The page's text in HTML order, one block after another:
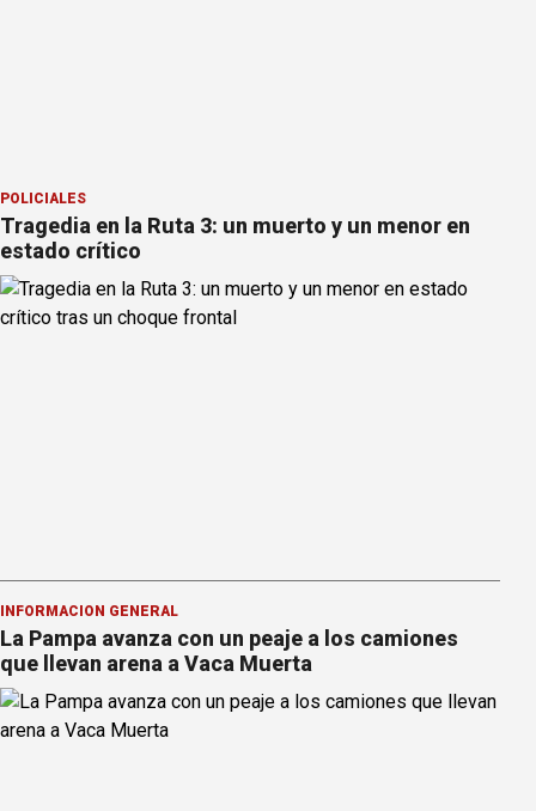
POLICIALES
Tragedia en la Ruta 3: un muerto y un menor en
estado crítico
INFORMACION GENERAL
La Pampa avanza con un peaje a los camiones
que llevan arena a Vaca Muerta